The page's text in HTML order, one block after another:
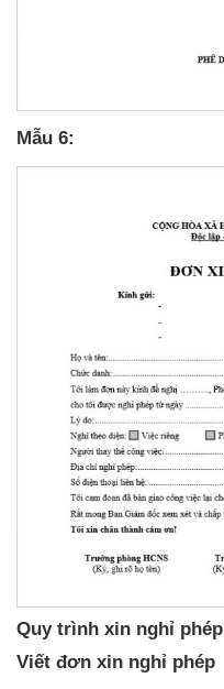
Mẫu 6:
Quy trình xin nghỉ phép
Viết đơn xin nghỉ phép